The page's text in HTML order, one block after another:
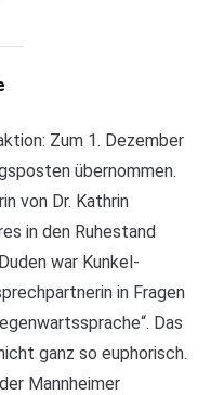
Zum 1. Dezember
übernommen.
von Dr. Kathrin
in den Ruhestand
war Kunkel-
in Fragen
Das
ganz so euphorisch.
Mannheimer